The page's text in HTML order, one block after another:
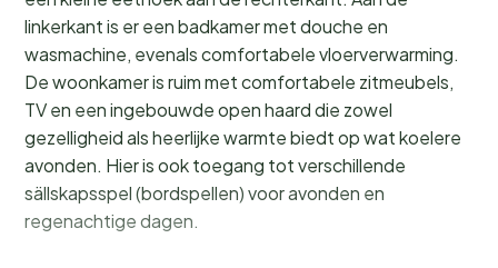
linkerkant is er een badkamer met douche en
wasmachine, evenals comfortabele vloerverwarming.
De woonkamer is ruim met comfortabele zitmeubels,
TV en een ingebouwde open haard die zowel
gezelligheid als heerlijke warmte biedt op wat koelere
avonden. Hier is ook toegang tot verschillende
sällskapsspel (bordspellen) voor avonden en
regenachtige dagen.